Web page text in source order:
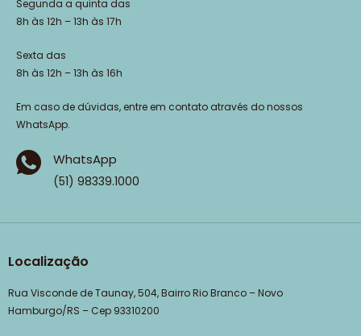
Segunda a quinta das
8h às 12h – 13h às 17h
Sexta das
8h às 12h – 13h às 16h
Em caso de dúvidas, entre em contato através do nossos
WhatsApp.
WhatsApp
(51) 98339.1000
Localização
Rua Visconde de Taunay, 504, Bairro Rio Branco – Novo
Hamburgo/RS – Cep 93310200